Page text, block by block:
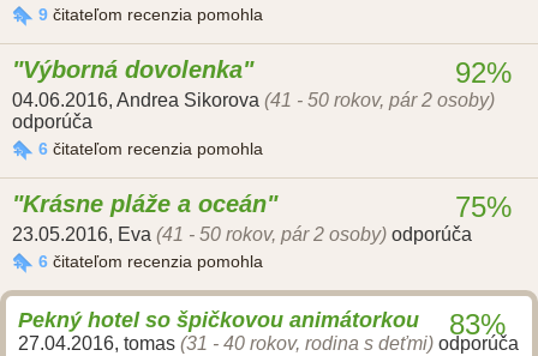
9 čitateľom recenzia pomohla
Výborná dovolenka
04.06.2016, Andrea Sikorova (41 - 50 rokov, pár 2 osoby)
odporúča
6 čitateľom recenzia pomohla
92%
Krásne pláže a oceán
23.05.2016, Eva (41 - 50 rokov, pár 2 osoby) odporúča
6 čitateľom recenzia pomohla
75%
Pekný hotel so špičkovou animátorkou
27.04.2016, tomas (31 - 40 rokov, rodina s deťmi) odporúča
83%